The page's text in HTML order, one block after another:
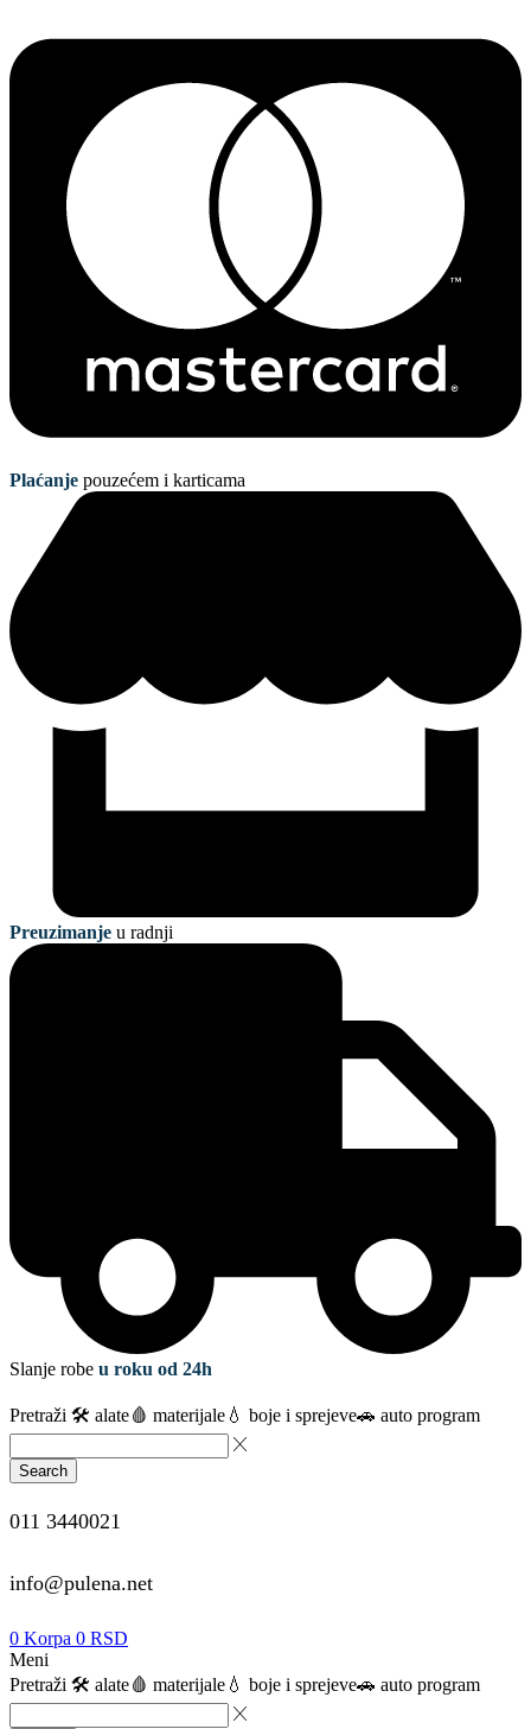
Plaćanje pouzećem i karticama
Preuzimanje u radnji
Slanje robe u roku od 24h
Pretraži 🛠️ alate🩸 materijale 💧 boje i sprejeve🚗 auto program
Search
011 3440021
info@pulena.net
0 Korpa 0 RSD
Meni
Pretraži 🛠️ alate🩸 materijale 💧 boje i sprejeve🚗 auto program